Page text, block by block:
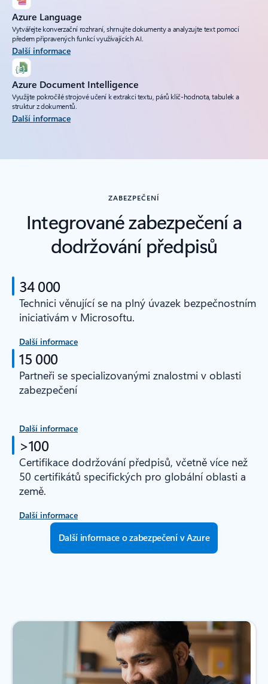
Azure Language
Vytvářejte konverzační rozhraní, shrnujte dokumenty a analyzujte text pomocí
předem připravených funkcí využívajících AI.
Další informace
Azure Document Intelligence
Využijte pokročilé strojové učení k extrakci textu, párů klíč-hodnota, tabulek a
struktur z dokumentů.
Další informace
ZABEZPEČENÍ
Integrované zabezpečení a
dodržování předpisů
34 000
Technici věnující se na plný úvazek bezpečnostním
iniciativám v Microsoftu.
Další informace
15 000
Partneři se specializovanými znalostmi v oblasti
zabezpečení
Další informace
>100
Certifikace dodržování předpisů, včetně více než
50 certifikátů specifických pro globální oblasti a
země.
Další informace
Další informace o zabezpečení v Azure